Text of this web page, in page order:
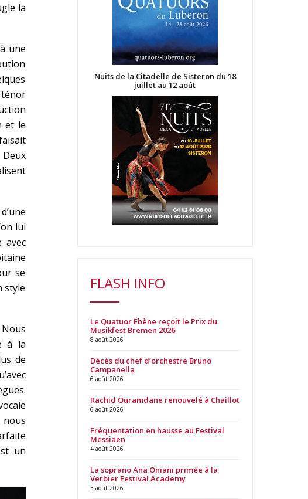
la
une
et le
lui
avec
se
style
à la
de
nous
un
Nuits de la Citadelle de Sisteron du 18
juillet au 12 août
FLASH INFO
Le Quatuor Ébène reçoit le Prix du
Musikfest Bremen 2026
8 août 2026
Décès du chef d’orchestre Bruno
Campanella
6 août 2026
Rachid Ouramdane renouvelé à Chaillot
6 août 2026
Fréquentation en hausse au Festival
Messiaen
4 août 2026
La soprano Ana Oniani primée à la
Verbier Festival Academy
3 août 2026